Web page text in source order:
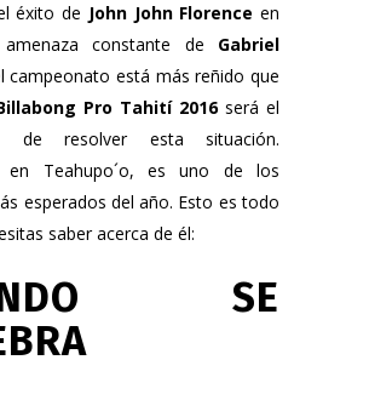
éxito de John John Florence en
constante de Gabriel
campeonato está más reñido que
Pro Tahití 2016será el
de resolver esta situación.
en Teahupo´o, es uno de los
esperados del año. Esto es todo
saber acerca de él:
SE